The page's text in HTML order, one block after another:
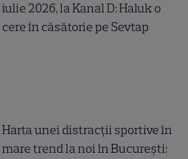
iulie 2026, la Kanal D: Haluk o
cere în căsătorie pe Sevtap
Harta unei distracții sportive în
mare trend la noi în București: